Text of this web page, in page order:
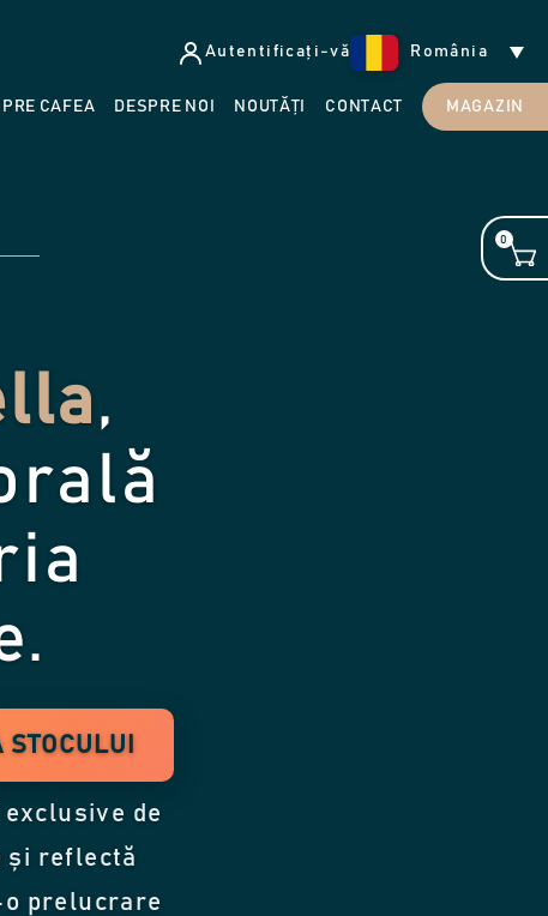
Autentificați-vă România
CAFEA DESPRE NOI NOUTĂȚI CONTACT MAGAZIN
0
,
de
și reflectă
prelucrare